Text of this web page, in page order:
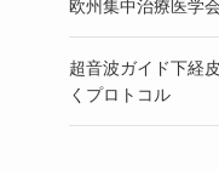
欧州集中治療医学
超音波ガイド下経
くプロトコル